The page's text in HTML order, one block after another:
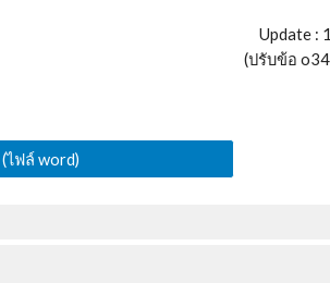
Update :
(ปรับข้อ
ฟล์ word)